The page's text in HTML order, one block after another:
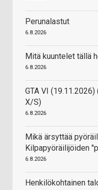
Perunalastut
6.8.2026
Mitä kuuntelet tällä
6.8.2026
GTA VI
X/S)
6.8.2026
Mikä ärsyttää
Kilpapyöräilijöiden
6.8.2026
Henkilökohtainen